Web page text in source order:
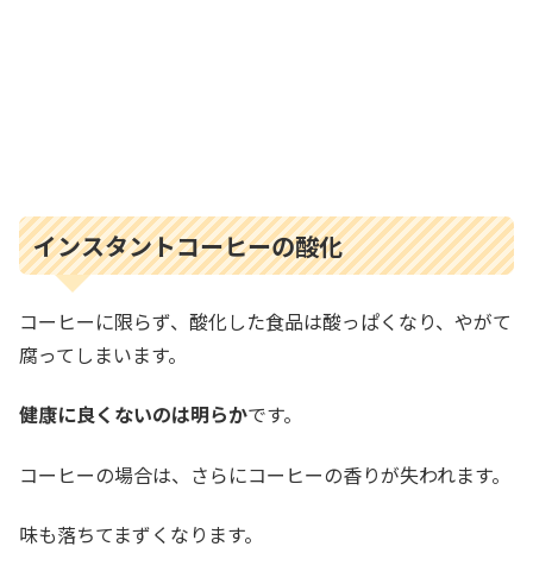
インスタントコーヒーの酸化
コーヒーに限らず、酸化した食品は酸っぱくなり、やがて
腐ってしまいます。
健康に良くないのは明らかです。
コーヒーの場合は、さらにコーヒーの香りが失われます。
味も落ちてまずくなります。